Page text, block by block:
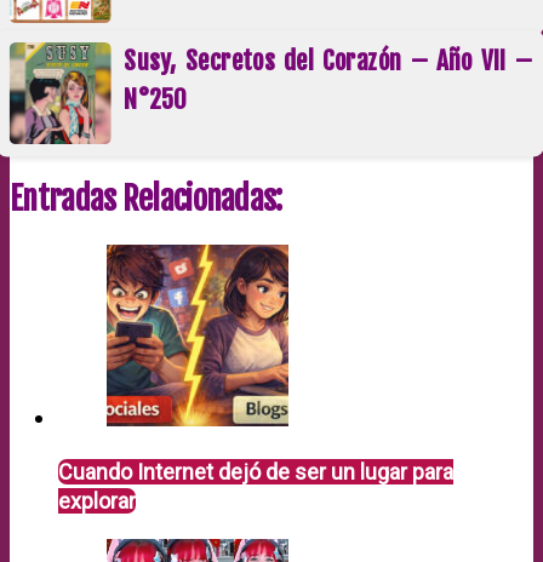
Susy, Secretos del Corazón – Año VII –
N°250
Entradas Relacionadas:
Cuando Internet dejó de ser un lugar para
explorar